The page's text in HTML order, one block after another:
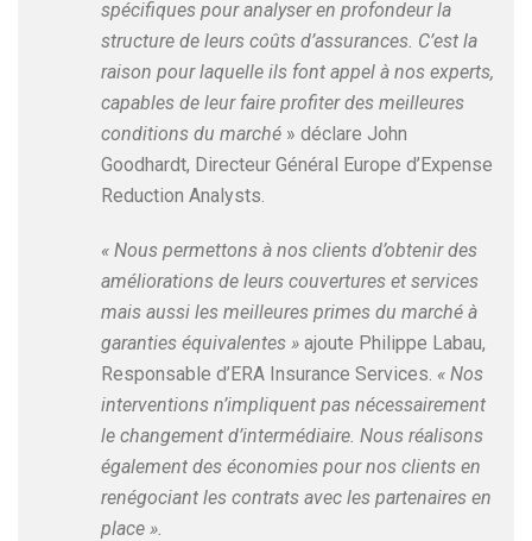
spécifiques pour analyser en profondeur la
structure de leurs coûts d’assurances. C’est la
raison pour laquelle ils font appel à nos experts,
capables de leur faire profiter des meilleures
conditions du marché » déclare John
Goodhardt, Directeur Général Europe d’Expense
Reduction Analysts.
« Nous permettons à nos clients d’obtenir des
améliorations de leurs couvertures et services
mais aussi les meilleures primes du marché à
garanties équivalentes » ajoute Philippe Labau,
Responsable d’ERA Insurance Services. « Nos
interventions n’impliquent pas nécessairement
le changement d’intermédiaire. Nous réalisons
également des économies pour nos clients en
renégociant les contrats avec les partenaires en
place ».